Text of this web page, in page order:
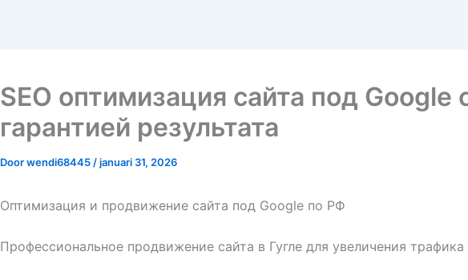
SEO оптимизация сайта под Google
гарантией результата
Doorwendi68445 /januari 31, 2026
Оптимизация и продвижение сайта под Google по РФ
Профессиональное продвижение сайта в Гугле для увеличения трафика